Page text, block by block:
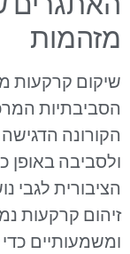
מזהמות
שיקום קרקעות
הסביבתיות
הקורונה
ולסביבה באופן
הציבורית לגבי
זיהום קרקעות
ומשמעותיים